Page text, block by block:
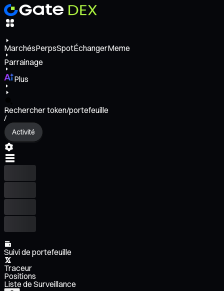
MarchésPerpsSpotÉchangerMeme
Parrainage
Plus
Rechercher token/portefeuille
/
Activité
Suivi de portefeuille
Traceur
Positions
Liste de Surveillance